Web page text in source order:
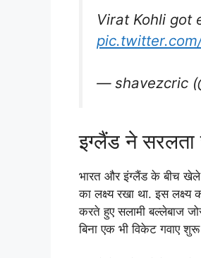
Virat Kohli got
— shavezcric
इग्लैंड ने सरलता
भारत और इंग्लैंड के बीच
का लक्ष्य रखा था. इस
करते हुए सलामी बल्लेबाज
बिना एक भी विकेट गवाए